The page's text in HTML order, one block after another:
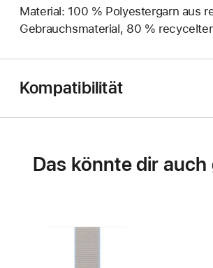
Material: 100 % Polyestergarn aus
Gebrauchsmaterial, 80 %
Kompatibilität
Das könnte dir auch